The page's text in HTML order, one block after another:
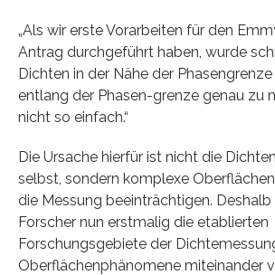
„Als wir erste Vorarbeiten für den
Antrag durchgeführt haben, wurde
Dichten in der Nähe der
entlang der Phasen-grenze genau zu
nicht so einfach.“
Die Ursache hierfür ist nicht die
selbst, sondern komplexe
die Messung beeinträchtigen.
Forscher nun erstmalig die etablierten
Forschungsgebiete der
Oberflächenphänomene miteinander